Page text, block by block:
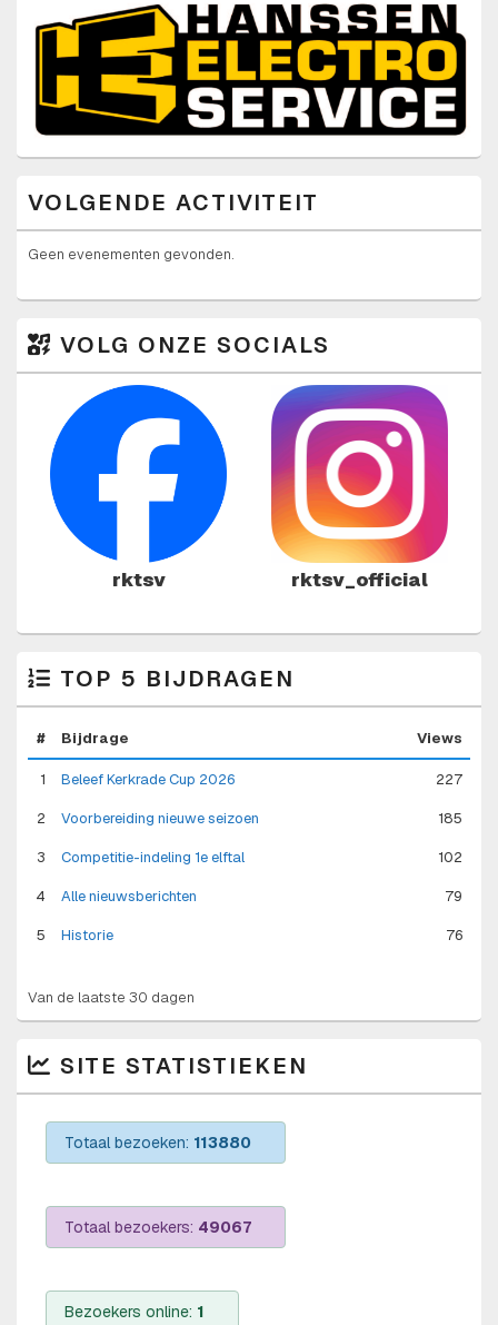
VOLGENDE ACTIVITEIT
Geen evenementen gevonden.
VOLG ONZE SOCIALS
rktsv rktsv_official
TOP 5 BIJDRAGEN
# Bijdrage Views
1 Beleef Kerkrade Cup 2026 227
2 Voorbereiding nieuwe seizoen 185
3 Competitie-indeling 1e elftal 102
4 Alle nieuwsberichten 79
5 Historie 76
Van de laatste 30 dagen
SITE STATISTIEKEN
Totaal bezoeken: 113880
Totaal bezoekers: 49067
Bezoekers online: 1